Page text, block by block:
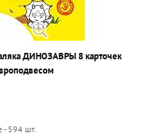
ДИНОЗАВРЫ 8 карточек
- 594 шт.